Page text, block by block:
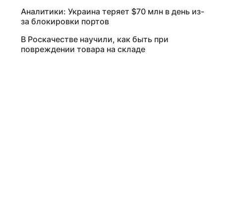
Аналитики: Украина теряет $70 млн в день из-
за блокировки портов
В Роскачестве научили, как быть при
повреждении товара на складе